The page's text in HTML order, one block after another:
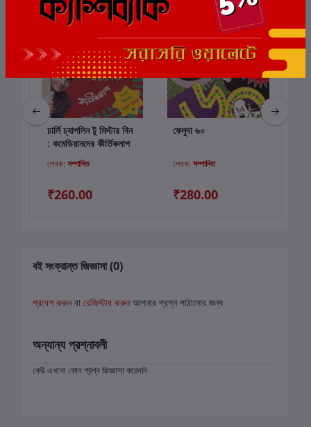
কার্টে যোগ করুন
চার্লি চ্যাপলিন টু মিস্টার বিন
: কমেডিয়ানদের কীর্তিকলাপ
লেখক: সম্পাদিত
₹260.00
কার্টে যোগ করুন
ফেলুদা ৬০
লেখক: সম্পাদিত
₹280.00
বই সংক্রান্ত জিজ্ঞাসা (0)
প্রবেশ করুন বা রেজিস্টার করুন আপনার প্রশ্ন পাঠানোর জন্য
অন্যান্য প্রশ্নাবলী
কেউ এখনো কোন প্রশ্ন জিজ্ঞাসা করেননি